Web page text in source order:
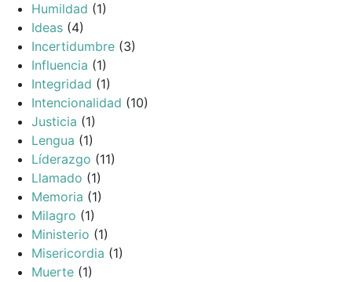
Humildad (1)
Ideas (4)
Incertidumbre (3)
Influencia (1)
Integridad (1)
Intencionalidad (10)
Justicia (1)
Lengua (1)
Líderazgo (11)
Llamado (1)
Memoria (1)
Milagro (1)
Ministerio (1)
Misericordia (1)
Muerte (1)